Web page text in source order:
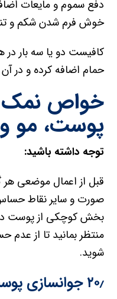
دفع سموم و مایعات
خوش فرم شدن شکم و
حمام اضافه کرده و در
خواص نمک
پوست، مو و
توجه داشته باشید:
قبل از اعمال موضعی
صورت و سایر نقاط
منتظر بمانید تا از
شوید.
۲۰٫ جوانسازی پوست